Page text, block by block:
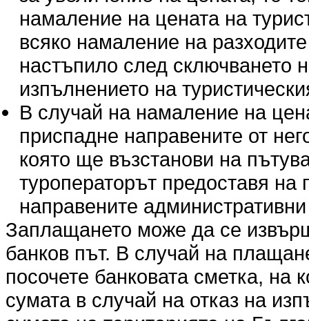
намаление на цената на
всяко намаление на
настъпило след сключването
изпълнението на
В случай на намаление на
приспадне направените от
която ще възстанови на
туроператорът предоставя на
направените
Заплащането може да се
банков път. В случай на
посочете банковата сметка, на
сумата в случай на отказ на